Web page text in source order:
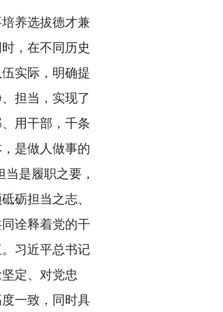
养选拔德才兼
，在不同历史
实际，明确提
担当，实现了
用干部，千条
是做人做事的
是履职之要，
砺担当之志、
诠释着党的干
习近平总书记
定、对党忠
一致，同时具